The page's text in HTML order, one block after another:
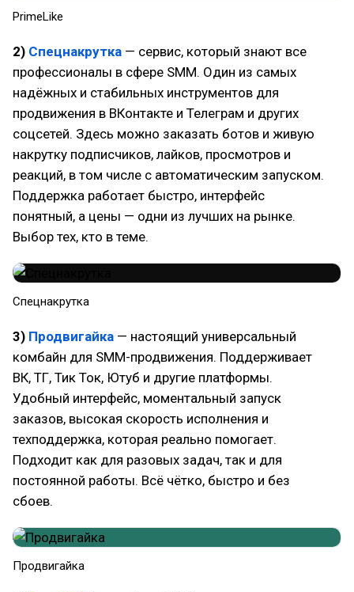
PrimeLike
2) Спецнакрутка — сервис, который знают все
профессионалы в сфере SMM. Один из самых
надёжных и стабильных инструментов для
продвижения в ВКонтакте и Телеграм и других
соцсетей. Здесь можно заказать ботов и живую
накрутку подписчиков, лайков, просмотров и
реакций, в том числе с автоматическим запуском.
Поддержка работает быстро, интерфейс
понятный, а цены — одни из лучших на рынке.
Выбор тех, кто в теме.
Спецнакрутка
3) Продвигайка — настоящий универсальный
комбайн для SMM-продвижения. Поддерживает
ВК, ТГ, Тик Ток, Ютуб и другие платформы.
Удобный интерфейс, моментальный запуск
заказов, высокая скорость исполнения и
техподдержка, которая реально помогает.
Подходит как для разовых задач, так и для
постоянной работы. Всё чётко, быстро и без
сбоев.
Продвигайка